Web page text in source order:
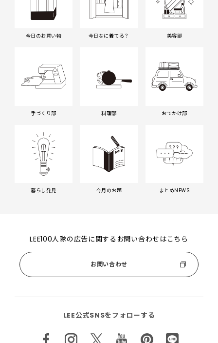
今日のお買い物 今日なに着てる？ 美容部
手づくり部 料理部 おでかけ部
暮らし発見 今月のお題 まとめNEWS
LEE100人隊の広告に関するお問い合わせはこちら
お問い合わせ
LEE公式SNSをフォローする